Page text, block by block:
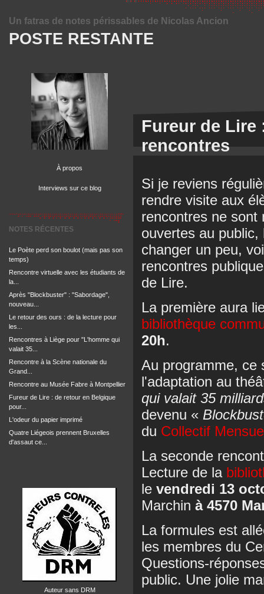
POSTE RESTANTE
Un fatras de notes périssables de Nicolas Ancion
À propos
Interviews sur ce blog
NOTES RÉCENTES
Le Poète perd son boulot (mais pas son
temps)
Rencontre virtuelle avec les étudiants de
la...
Après "Blockbuster" : "Sabordage",
nouveau...
Le retour des ours : de la lecture pour
les...
Rencontres à Liège pour "L'homme qui
valait 35...
Rencontre à la Scène nationale du
Grand...
Rencontre au Musée Fabre à Montpellier
Fureur de Lire : de retour en Belgique
pour...
L'odeur du papier imprimé
Quatre Liégeois prennent Bruxelles
d'assaut ce...
Auteur sans DRM
Fureur de
rencontres
Si je reviens
rendre visite aux
rencontres ne sont
ouvertes au
changer un peu,
rencontres
de Lire.
La première aura
bibliothèque
20h.
Au programme, ce
l'adaptation au
qui valait 35
devenu «
du Collectif
La seconde
Lecture de la
le vendredi 13
Marchin à 4570
La formules est
les membres du
Questions-
public. Une jolie